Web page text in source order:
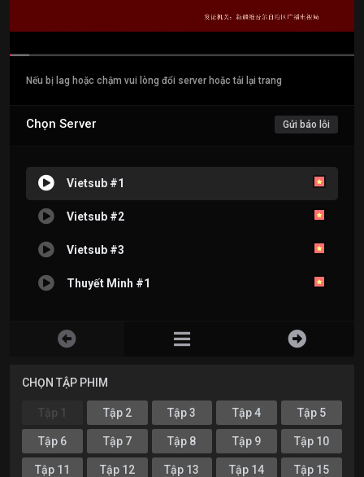
Nếu bị lag hoặc chậm vui lòng đổi server hoặc tải lại trang
Chọn Server Gửi báo lỗi
Vietsub #1
Vietsub #2
Vietsub #3
Thuyết Minh #1
CHỌN TẬP PHIM
Tập 1 Tập 2 Tập 3 Tập 4 Tập 5
Tập 6 Tập 7 Tập 8 Tập 9 Tập 10
Tập 11 Tập 12 Tập 13 Tập 14 Tập 15